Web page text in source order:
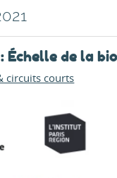
Échelle de la
circuits courts